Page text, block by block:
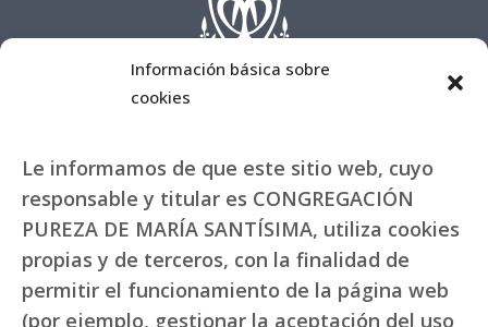
Información básica sobre
cookies
Le informamos de que este sitio web, cuyo
responsable y titular es CONGREGACIÓN
PUREZA DE MARÍA SANTÍSIMA, utiliza cookies
propias y de terceros, con la finalidad de
permitir el funcionamiento de la página web
(por ejemplo, gestionar la aceptación del uso